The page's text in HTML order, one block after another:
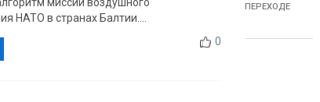
НАТО в странах Балтии....
0
ПЕРЕХОДЕ